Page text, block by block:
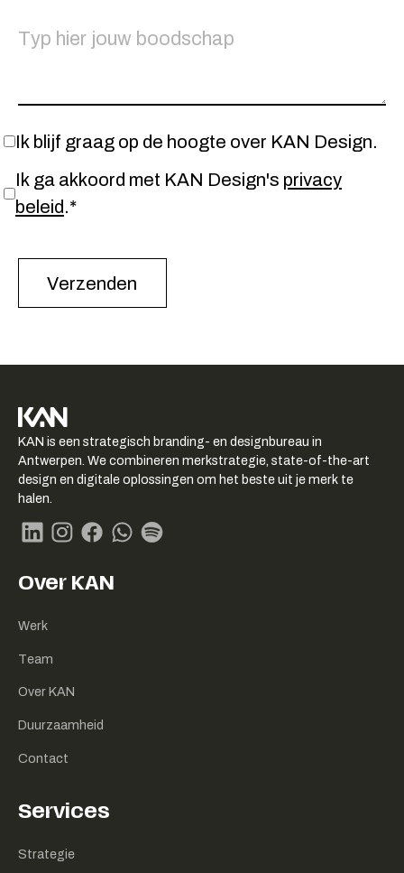
Ik blijf graag op de hoogte over KAN Design.
Ik ga akkoord met KAN Design's privacy
beleid.*
KAN logo
-
Link
naar
KAN is een strategisch branding- en designbureau in
Antwerpen. We combineren merkstrategie, state-of-the-art
design en digitale oplossingen om het beste uit je merk te
halen.
Over KAN
Werk
Team
Over KAN
Duurzaamheid
Contact
Services
Strategie